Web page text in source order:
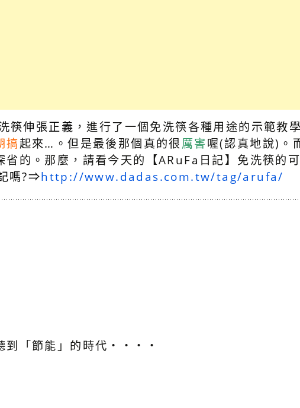
筷伸張正義 ，進行了一個免洗筷各種用途的示範教
搞起來…。但是最後那個真的很厲害喔(認真地說)。
省的。那麼，請看今天的【ARuFa日記】免洗筷的
嗎?⇒http://www.dadas.com.tw/tag/arufa/
「節能」的時代・・・・